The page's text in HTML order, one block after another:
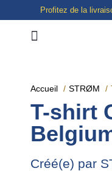
Profitez de la
Accueil STRØM
T-shirt
Créé(e) par